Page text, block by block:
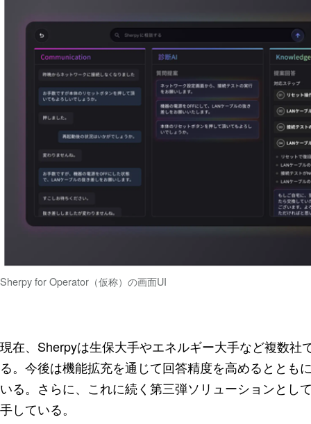
Sherpy for Operator（仮称）の画面UI
現在、Sherpyは生保大手やエネルギー大手など複数
る。今後は機能拡充を通じて回答精度を高めるととも
いる。さらに、これに続く第三弾ソリューションとし
手している。